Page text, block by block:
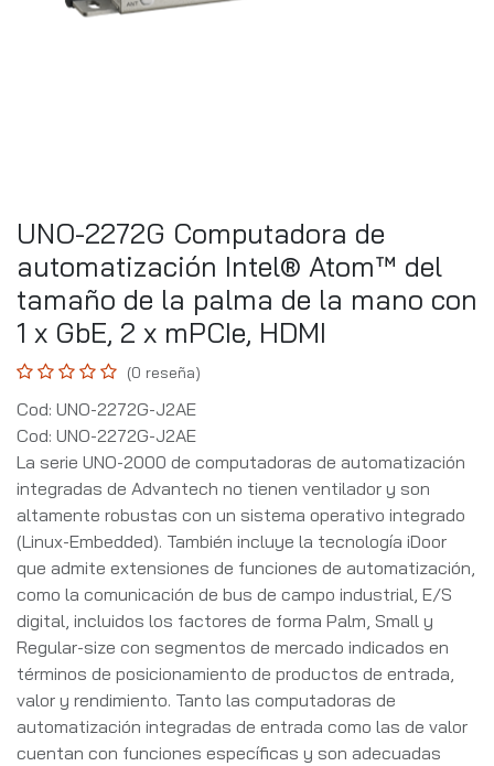
UNO-2272G Computadora de
automatización Intel® Atom™ del
tamaño de la palma de la mano con
1 x GbE, 2 x mPCIe, HDMI
(0 reseña)
Cod: UNO-2272G-J2AE
Cod: UNO-2272G-J2AE
La serie UNO-2000 de computadoras de automatización
integradas de Advantech no tienen ventilador y son
altamente robustas con un sistema operativo integrado
(Linux-Embedded). También incluye la tecnología iDoor
que admite extensiones de funciones de automatización,
como la comunicación de bus de campo industrial, E/S
digital, incluidos los factores de forma Palm, Small y
Regular-size con segmentos de mercado indicados en
términos de posicionamiento de productos de entrada,
valor y rendimiento. Tanto las computadoras de
automatización integradas de entrada como las de valor
cuentan con funciones específicas y son adecuadas